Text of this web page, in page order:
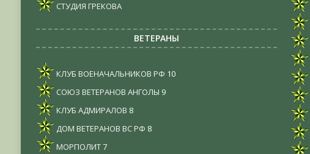
СТУДИЯ ГРЕКОВА
ВЕТЕРАНЫ
КЛУБ ВОЕНАЧАЛЬНИКОВ РФ 10
СОЮЗ ВЕТЕРАНОВ АНГОЛЫ 9
КЛУБ АДМИРАЛОВ 8
ДОМ ВЕТЕРАНОВ ВС РФ 8
МОРПОЛИТ7